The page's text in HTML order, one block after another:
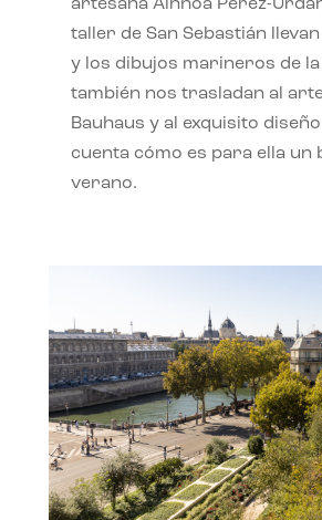
artesana Ainhoa Pérez-
taller de San Sebastián
y los dibujos marineros de
también nos trasladan al
Bauhaus y al exquisito
cuenta cómo es para ella un
verano.